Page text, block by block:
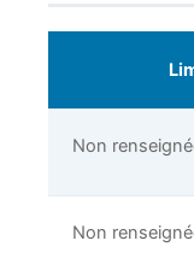
Non
Non